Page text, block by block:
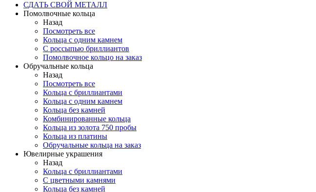
СДАТЬ СВОЙ МЕТАЛЛ
Помолвочные кольца
Назад
Посмотреть все
Кольца с одним камнем
С россыпью бриллиантов
Помолвочное кольцо на заказ
Обручальные кольца
Назад
Посмотреть все
Кольца с бриллиантами
Кольца с одним камнем
Кольца без камней
Комбинированные кольца
Кольца из золота 750 пробы
Кольца из платины
Обручальные кольца на заказ
Ювелирные украшения
Назад
Кольца с бриллиантами
С цветными камнями
Кольца без камней